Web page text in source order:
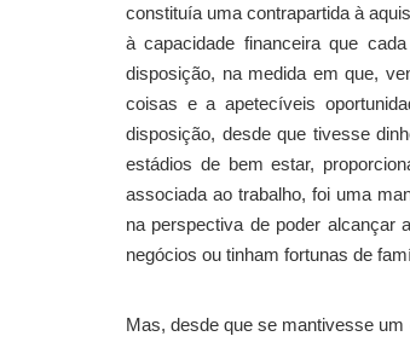
constituía uma contrapartida à
à capacidade financeira que
disposição, na medida em que,
coisas e a apetecíveis
disposição, desde que tivesse
estádios de bem estar,
associada ao trabalho, foi uma
na perspectiva de poder alcançar
negócios ou tinham fortunas de
Mas, desde que se mantivesse